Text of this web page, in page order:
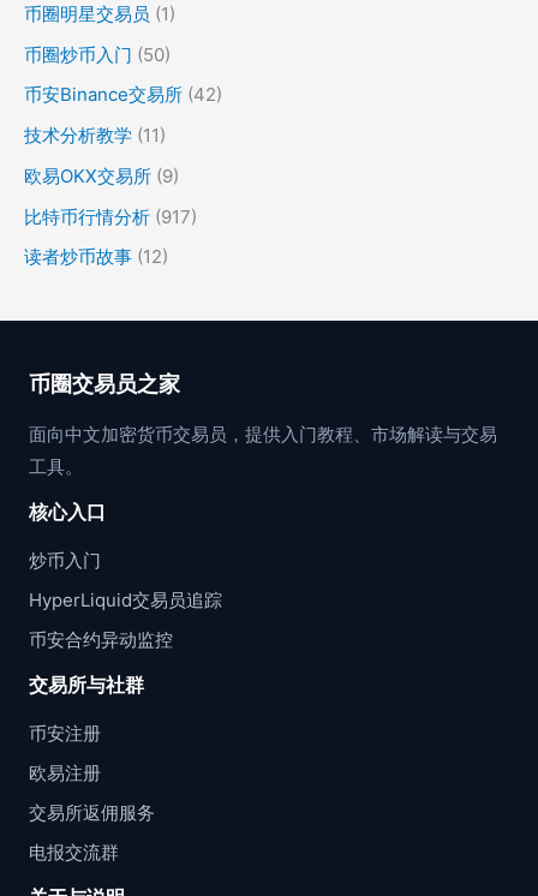
币圈明星交易员 (1)
币圈炒币入门 (50)
币安Binance交易所 (42)
技术分析教学 (11)
欧易OKX交易所 (9)
比特币行情分析 (917)
读者炒币故事 (12)
币圈交易员之家
面向中文加密货币交易员，提供入门教程、市场解读与交易
工具。
核心入口
炒币入门
HyperLiquid交易员追踪
币安合约异动监控
交易所与社群
币安注册
欧易注册
交易所返佣服务
电报交流群